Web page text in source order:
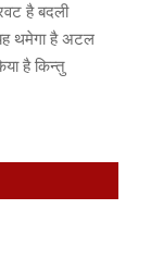
है बदली
थमेगा है अटल
है किन्तु